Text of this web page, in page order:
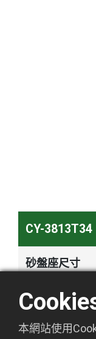
CY-3813T34
砂盤座尺寸
主軸螺絲規格
偏擺直徑
本網站使用